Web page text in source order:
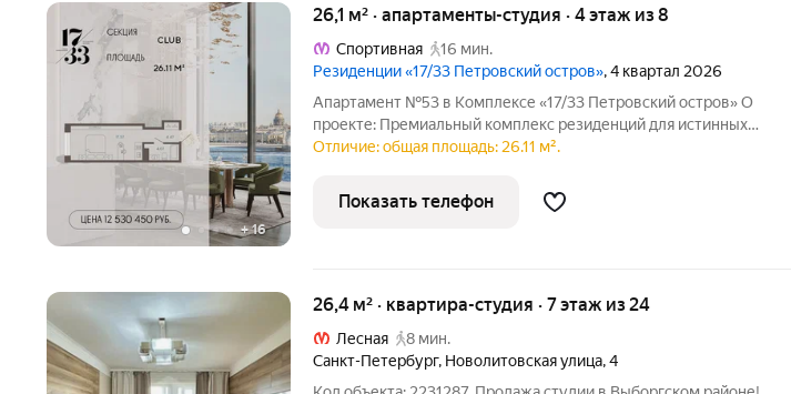
+16
26,1 м² · апартаменты-студия · 4 этаж из 8
Спортивная
16 мин.
Резиденции «17/33 Петровский остров», 4 квартал 2026
Апартамент №53 в Комплексе «17/33 Петровский остров» О
проекте: Премиальный комплекс резиденций для истинных
ценителей изысканной архитектуры, непревзойденного сервиса и
расположение между Малой
Отличие: общая площадь: 26.11 м².
Показать телефон
26,4 м² · квартира-студия · 7 этаж из 24
Лесная
8 мин.
Санкт-Петербург, Новолитовская улица,4